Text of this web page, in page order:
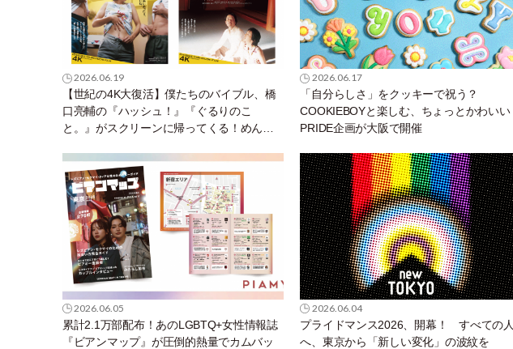
2026.06.19
【世紀の4K大復活】僕たちのバイブル、橋
口亮輔の『ハッシュ！』『ぐるりのこ
と。』がスクリーンに帰ってくる！めんど
ル・ガイド
2026.06.17
「自分らしさ」をクッキーで祝う？
COOKIEBOYと楽しむ、ちょっとかわいい
PRIDE企画が大阪で開催
2026.06.05
累計2.1万部配布！あのLGBTQ+女性情報誌
『ビアンマップ』が圧倒的熱量でカムバッ
2026.06.04
プライドマンス2026、開幕！ すべての人
へ、東京から「新しい変化」の波紋を